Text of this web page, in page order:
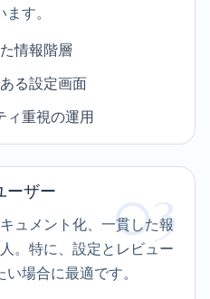
す。
情報階層
る設定画面
ィ重視の運用
03
ーザー
ュメント化、一貫した報
。特に、設定とレビュー
場合に最適です。